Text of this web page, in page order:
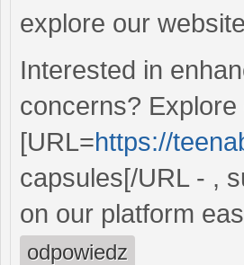
explore our
Interested in
concerns?
[URL=https://
capsules[/URL - ,
on our platform
odpowiedz